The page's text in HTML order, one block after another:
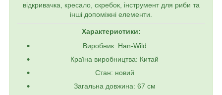
відкривачка, кресало, скребок, інструмент для риби та
інші допоміжні елементи.
Характеристики:
Виробник: Han-Wild
Країна виробництва: Китай
Стан: новий
Загальна довжина: 67 см